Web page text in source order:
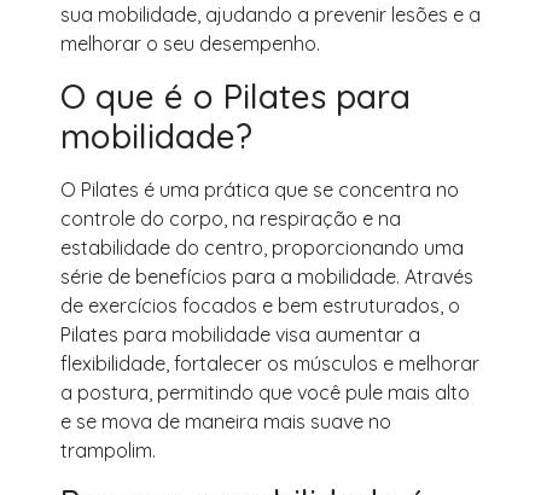
sua mobilidade, ajudando a prevenir lesões e a
melhorar o seu desempenho.
O que é o Pilates para
mobilidade?
O Pilates é uma prática que se concentra no
controle do corpo, na respiração e na
estabilidade do centro, proporcionando uma
série de benefícios para a mobilidade. Através
de exercícios focados e bem estruturados, o
Pilates para mobilidade visa aumentar a
flexibilidade, fortalecer os músculos e melhorar
a postura, permitindo que você pule mais alto
e se mova de maneira mais suave no
trampolim.